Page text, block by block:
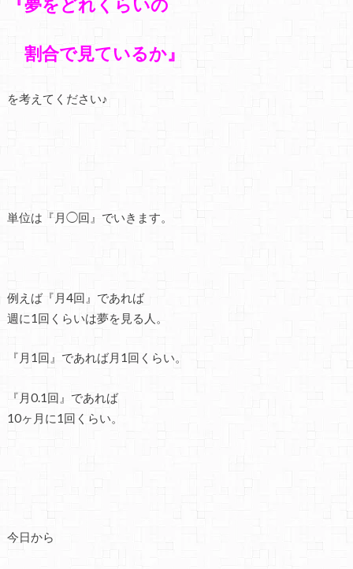
割合で見ているか』
を考えてください♪
単位は『月◯回』でいきます。
例えば『月4回』であれば
週に1回くらいは夢を見る人。
『月1回』であれば月1回くらい。
『月0.1回』であれば
10ヶ月に1回くらい。
今日から